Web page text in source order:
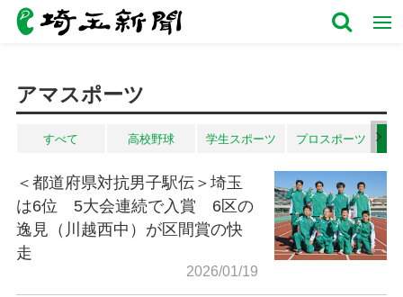
アマスポーツ
すべて 高校野球 学生スポーツ プロスポーツ
＜都道府県対抗男子駅伝＞埼玉
は6位 5大会連続で入賞 6区の
逸見（川越西中）が区間賞の快
走
2026/01/19